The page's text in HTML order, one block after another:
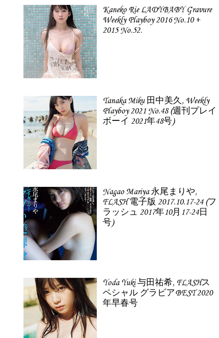
Kaneko Rie LADYBABY Gravure
Weekly Playboy 2016 No.10 +
2015 No.52.
Tanaka Miku 田中美久, Weekly
Playboy 2021 No.48 (週刊プレイ
ボーイ 2021年48号)
Nagao Mariya 永尾まりや,
FLASH 電子版 2017.10.17-24 (フ
ラッシュ 2017年10月17-24日
号)
Yoda Yuki 与田祐希, FLASHス
ペシャル グラビアBEST 2020
年早春号